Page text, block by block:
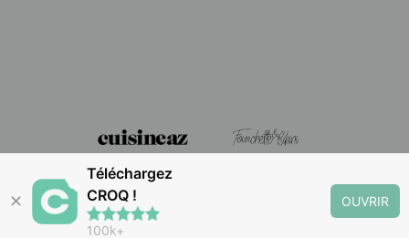
✕
Téléchargez
CROQ !
100k+
OUVRIR